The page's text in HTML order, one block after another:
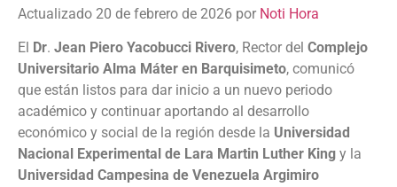
Actualizado 20 de febrero de 2026 por Noti Hora
El Dr. Jean Piero Yacobucci Rivero, Rector del Complejo
Universitario Alma Máter en Barquisimeto, comunicó
que están listos para dar inicio a un nuevo periodo
académico y continuar aportando al desarrollo
económico y social de la región desde la Universidad
Nacional Experimental de Lara Martin Luther King y la
Universidad Campesina de Venezuela Argimiro